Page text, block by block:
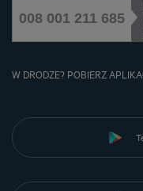
008 001 211 685
W DRODZE? POBIERZ